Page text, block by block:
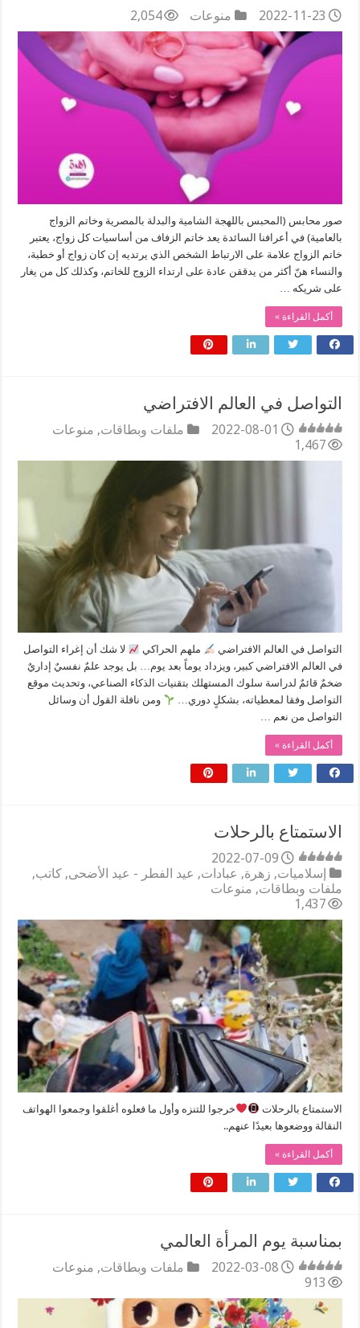
2022-11-23 منوعات 2,054
صور محابس (المحبس باللهجة الشامية والبدلة بالمصرية وخاتم الزواج
بالعامية) في أعرافنا السائدة يعد خاتم الزفاف من أساسيات كل زواج، يعتبر
خاتم الزواج علامة على الارتباط الشخص الذي يرتديه إن كان زواج أو خطبة،
والنساء هنّ أكثر من يدققن عادة على ارتداء الزوج للخاتم، وكذلك كل من يغار
على شريكه …
أكمل القراءة »
التواصل في العالم الافتراضي
2022-08-01 ملفات وبطاقات, منوعات
1,467
التواصل في العالم الافتراضي ملهم الحراكي
لا شك أن إغراء التواصل
في العالم الافتراضي كبير، ويزداد يوماً بعد يوم… بل يوجد علمٌ نفسيٌ إداريٌ
ضخمٌ قائمٌ لدراسة سلوك المستهلك بتقنيات الذكاء الصناعي، وتحديث موقع
التواصل وفقا لمعطياته، بشكلٍ دوري…
ومن نافلة القول أن وسائل
التواصل من نعم …
أكمل القراءة »
الاستمتاع بالرحلات
2022-07-09
إسلاميات, زهرة, عبادات, عيد الفطر - عيد الأضحى, كاتب,
ملفات وبطاقات, منوعات
1,437
الاستمتاع بالرحلات
خرجوا للتنزه وأول ما فعلوه أغلقوا وجمعوا الهواتف
النقالة ووضعوها بعيدًا عنهم..
أكمل القراءة »
بمناسبة يوم المرأة العالمي
2022-03-08 ملفات وبطاقات, منوعات
913